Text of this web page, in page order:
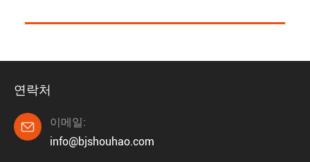
연락처

이메일:
info@bjshouhao.com